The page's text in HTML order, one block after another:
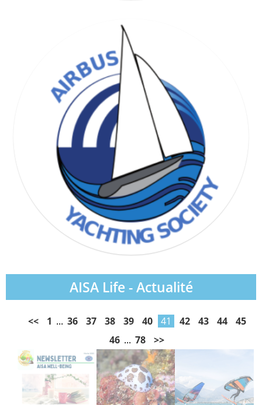
WIND & WAVE SOCIETY
AISA Life - Actualité
<< 1 ... 36 37 38 39 40 41 42 43 44
45
46 ... 78 >>